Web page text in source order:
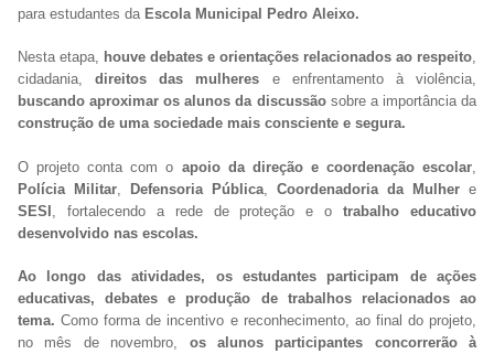
para estudantes daEscola Municipal Pedro Aleixo.
Nesta etapa, houve debates e orientações relacionados ao respeito,
cidadania,direitos das mulheres e enfrentamento à violência,
buscando aproximar os alunos da discussãosobre a importância da
construção de uma sociedade mais consciente e segura.
O projeto conta com o apoio da direção e coordenação escolar
Polícia Militar
Defensoria Pública Coordenadoria da Mulher e
SESI , fortalecendo a rede de proteção e o trabalho educativo
desenvolvido nas escolas.
Ao longo das atividades, os estudantes participam de ações
educativas, debates e produção de trabalhos relacionados ao
tema. Como forma de incentivo e reconhecimento, ao final do projeto,
no mês de novembro, os alunos participantes concorrerão à